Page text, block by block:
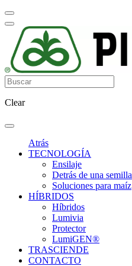
Clear
Atrás
TECNOLOGÍA
Ensilaje
Detrás de una semilla
Soluciones para maíz
HÍBRIDOS
Híbridos
Lumivia
Protector
LumiGEN®
TRASCIENDE
CONTACTO